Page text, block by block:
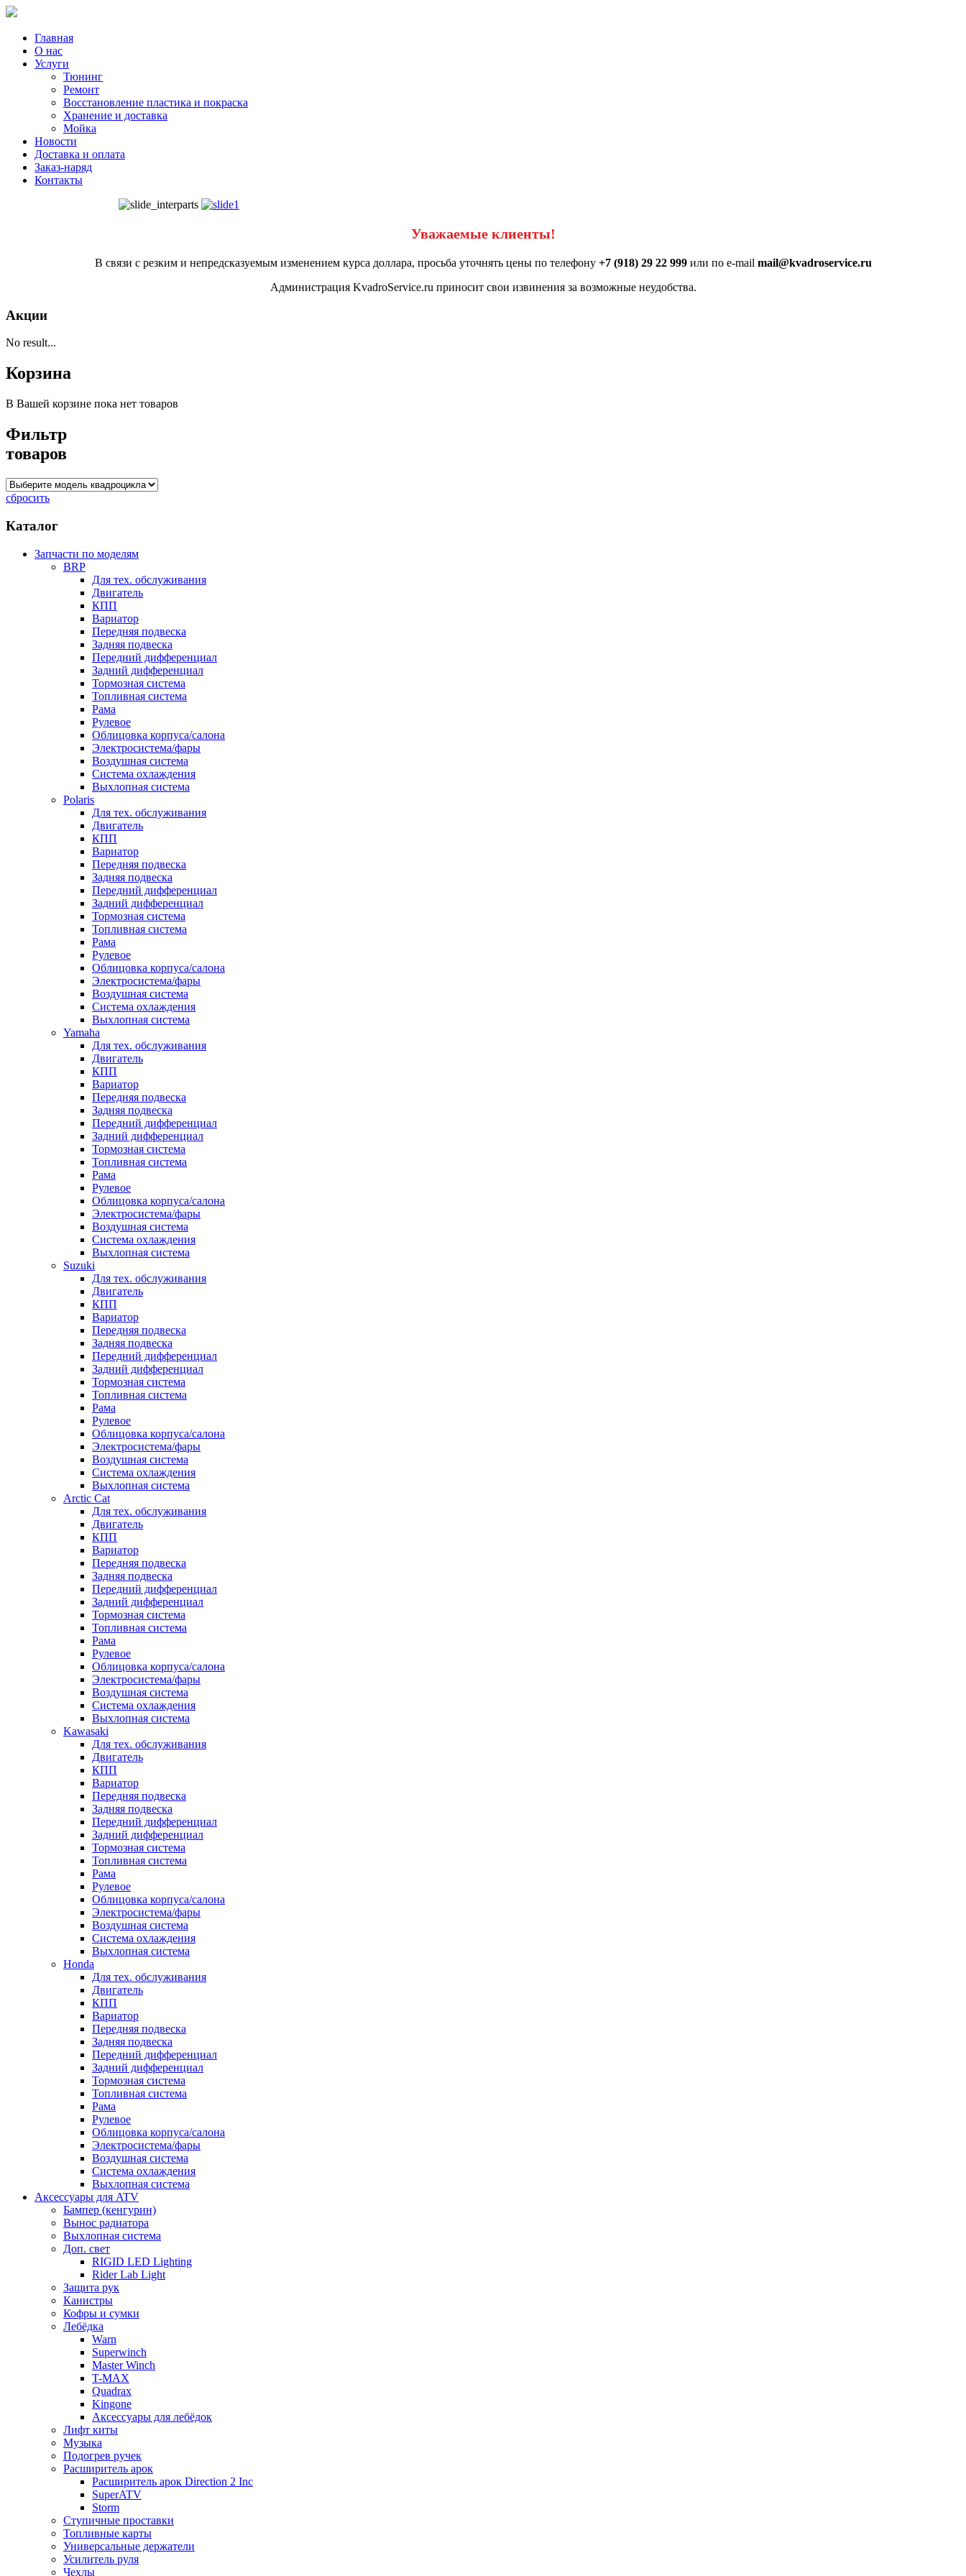
Главная
О нас
Услуги
Тюнинг
Ремонт
Восстановление пластика и покраска
Хранение и доставка
Мойка
Новости
Доставка и оплата
Заказ-наряд
Контакты
Уважаемые клиенты!
В связи с резким и непредсказуемым изменением курса доллара, просьба уточнять цены по телефону +7 (918) 29 22 999или по e-mail mail@kvadroservice.ru
Администрация KvadroService.ru приносит свои извинения за возможные неудобства.
Акции
No result...
Корзина
В Вашей корзине пока нет товаров
Фильтр
товаров
сбросить
Каталог
Запчасти по моделям
BRP
Для тех. обслуживания
Двигатель
КПП
Вариатор
Передняя подвеска
Задняя подвеска
Передний дифференциал
Задний дифференциал
Тормозная система
Топливная система
Рама
Рулевое
Облицовка корпуса/салона
Электросистема/фары
Воздушная система
Система охлаждения
Выхлопная система
Polaris
Для тех. обслуживания
Двигатель
КПП
Вариатор
Передняя подвеска
Задняя подвеска
Передний дифференциал
Задний дифференциал
Тормозная система
Топливная система
Рама
Рулевое
Облицовка корпуса/салона
Электросистема/фары
Воздушная система
Система охлаждения
Выхлопная система
Yamaha
Для тех. обслуживания
Двигатель
КПП
Вариатор
Передняя подвеска
Задняя подвеска
Передний дифференциал
Задний дифференциал
Тормозная система
Топливная система
Рама
Рулевое
Облицовка корпуса/салона
Электросистема/фары
Воздушная система
Система охлаждения
Выхлопная система
Suzuki
Для тех. обслуживания
Двигатель
КПП
Вариатор
Передняя подвеска
Задняя подвеска
Передний дифференциал
Задний дифференциал
Тормозная система
Топливная система
Рама
Рулевое
Облицовка корпуса/салона
Электросистема/фары
Воздушная система
Система охлаждения
Выхлопная система
Arctic Cat
Для тех. обслуживания
Двигатель
КПП
Вариатор
Передняя подвеска
Задняя подвеска
Передний дифференциал
Задний дифференциал
Тормозная система
Топливная система
Рама
Рулевое
Облицовка корпуса/салона
Электросистема/фары
Воздушная система
Система охлаждения
Выхлопная система
Kawasaki
Для тех. обслуживания
Двигатель
КПП
Вариатор
Передняя подвеска
Задняя подвеска
Передний дифференциал
Задний дифференциал
Тормозная система
Топливная система
Рама
Рулевое
Облицовка корпуса/салона
Электросистема/фары
Воздушная система
Система охлаждения
Выхлопная система
Honda
Для тех. обслуживания
Двигатель
КПП
Вариатор
Передняя подвеска
Задняя подвеска
Передний дифференциал
Задний дифференциал
Тормозная система
Топливная система
Рама
Рулевое
Облицовка корпуса/салона
Электросистема/фары
Воздушная система
Система охлаждения
Выхлопная система
Аксессуары для ATV
Бампер (кенгурин)
Вынос радиатора
Выхлопная система
Доп. свет
RIGID LED Lighting
Rider Lab Light
Защита рук
Канистры
Кофры и сумки
Лебёдка
Warn
Superwinch
Master Winch
T-MAX
Quadrax
Kingone
Аксессуары для лебёдок
Лифт киты
Музыка
Подогрев ручек
Расширитель арок
Расширитель арок Direction 2 Inc
SuperATV
Storm
Ступичные проставки
Топливные карты
Универсальные держатели
Усилитель руля
Чехлы